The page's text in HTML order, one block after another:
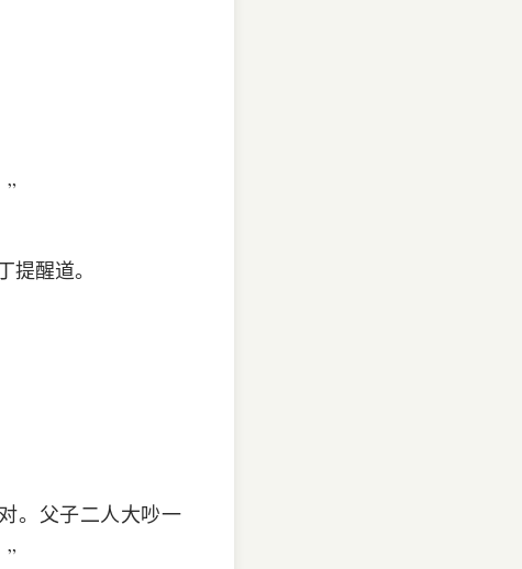
”
醒道。
。父子二人大吵一
”